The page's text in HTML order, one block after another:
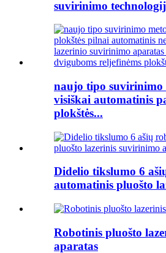
suvirinimo
naujo tipo suvirinimo
visiškai automatinis
plokštės...
Didelio tikslumo 6
automatinis pluošto
Robotinis pluošto
aparatas